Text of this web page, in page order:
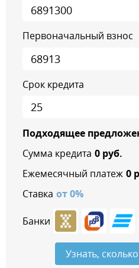
Первоначальный взнос
Срок кредита
Подходящее
Сумма кредита 0руб.
Ежемесячный платеж 0
Ставка от0%
Банки
Узнать,